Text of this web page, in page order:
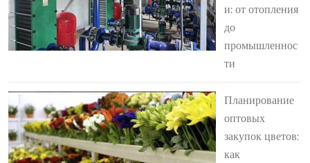
и: от отопления
до
промышленнос
ти
Планирование
оптовых
закупок цветов:
как